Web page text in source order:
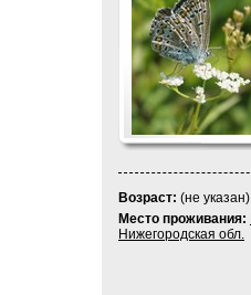
Возраст: (не указан)
Место проживания:
Нижегородская обл.